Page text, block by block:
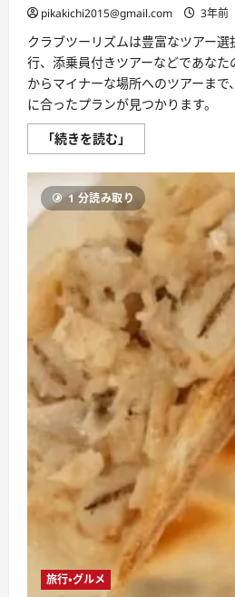
に
い
て
さ
ら
に
読
pikakichi2015@gmail.com 3年前
クラブツーリズムは豊富なツアー
行、添乗員付きツアーなどであな
からマイナーな場所へのツアーま
に合ったプランが見つかります。
「続きを読む」
ラ
ツ
ー
リ
ズ
ム
評
判、
良
口
コ
ミ、
悪
い
口
コ
ミ、
リ
ッ
デ
メ
リ
ッ
ト!!
【徹
底
解
説】
に
つ
1 分読み取り
旅行・グルメ